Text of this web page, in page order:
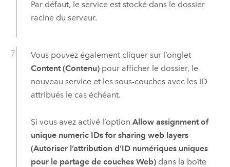
Par défaut, le service est stocké dans le dossier
racine du serveur.
Vous pouvez également cliquer sur l’onglet
Content (Contenu)pour afficher le dossier, le
nouveau service et les sous-couches avec les ID
attribués le cas échéant.
Si vous avez activé l’option Allow assignment of
unique numeric IDs for sharing web layers
(Autoriser l’attribution d’ID numériques uniques
pour le partage de couches Web)dans la boîte